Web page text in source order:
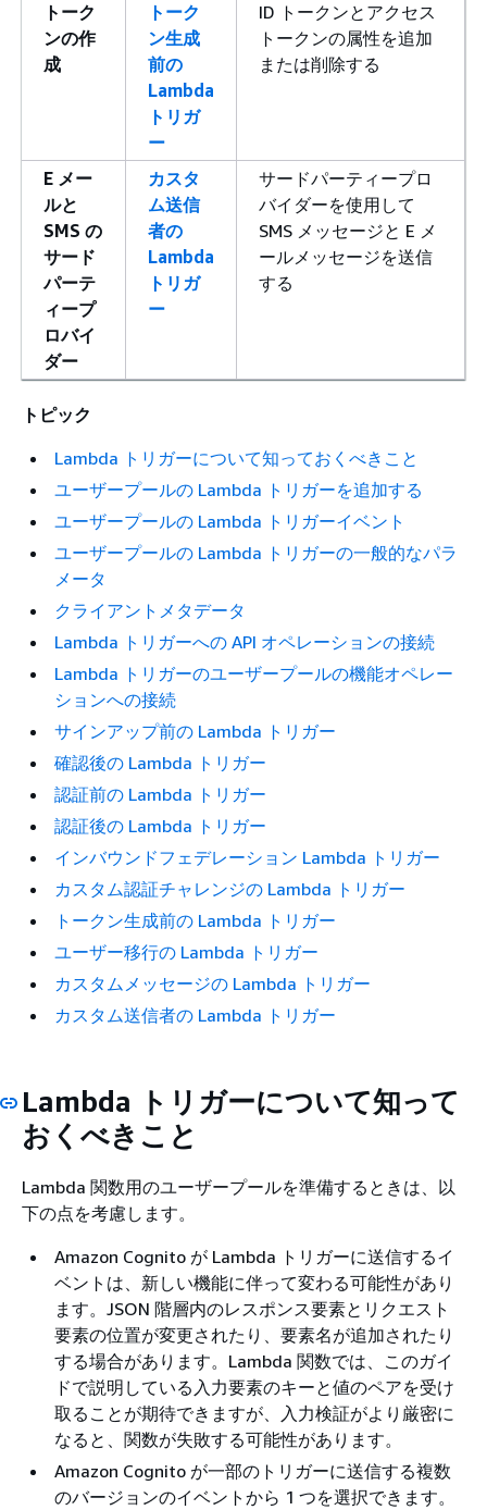
トーク
ンの作
成
トーク
ン生成
前の
Lambda
トリガ
ー
ID トークンとアクセス
トークンの属性を追加
または削除する
E メー
ルと
SMS の
サード
パーテ
ィープ
ロバイ
ダー
カスタ
ム送信
者の
Lambda
トリガ
ー
サードパーティープロ
バイダーを使用して
SMS メッセージと E メ
ールメッセージを送信
する
トピック
Lambda トリガーについて知っておくべきこと
ユーザープールの Lambda トリガーを追加する
ユーザープールの Lambda トリガーイベント
ユーザープールの Lambda トリガーの一般的なパラ
メータ
クライアントメタデータ
Lambda トリガーへの API オペレーションの接続
Lambda トリガーのユーザープールの機能オペレー
ションへの接続
サインアップ前の Lambda トリガー
確認後の Lambda トリガー
認証前の Lambda トリガー
認証後の Lambda トリガー
インバウンドフェデレーション Lambda トリガー
カスタム認証チャレンジの Lambda トリガー
トークン生成前の Lambda トリガー
ユーザー移行の Lambda トリガー
カスタムメッセージの Lambda トリガー
カスタム送信者の Lambda トリガー
Lambda トリガーについて知って
おくべきこと
Lambda 関数用のユーザープールを準備するときは、以
下の点を考慮します。
Amazon Cognito が Lambda トリガーに送信するイ
ベントは、新しい機能に伴って変わる可能性があり
ます。JSON 階層内のレスポンス要素とリクエスト
要素の位置が変更されたり、要素名が追加されたり
する場合があります。Lambda 関数では、このガイ
ドで説明している入力要素のキーと値のペアを受け
取ることが期待できますが、入力検証がより厳密に
なると、関数が失敗する可能性があります。
Amazon Cognito が一部のトリガーに送信する複数
のバージョンのイベントから 1 つを選択できます。